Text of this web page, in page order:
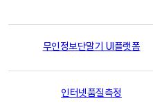
무인정보단말기 UI플랫폼
인터넷품질측정